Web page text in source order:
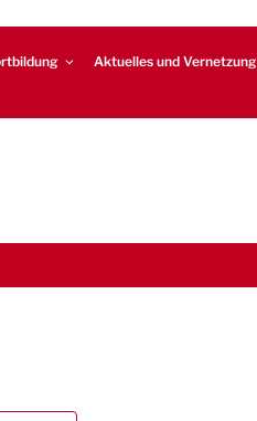
Aktuelles und Vernetzung